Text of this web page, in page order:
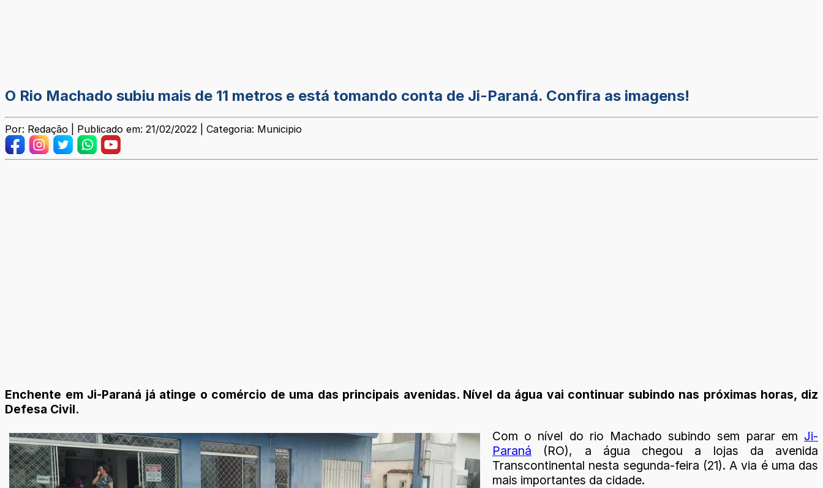
O Rio Machado subiu mais de 11 metros e está tomando conta de Ji-Paraná. Confira as imagens!
Por: Redação | Publicado em: 21/02/2022 | Categoria: Municipio
Enchente em Ji-Paraná já atinge o comércio de uma das principais avenidas. Nível da água vai continuar subindo nas próximas horas, diz
Defesa Civil.
Com o nível do rio Machado subindo sem parar em Ji-
Paraná (RO), a água chegou a lojas da avenida
Transcontinental nesta segunda-feira (21). A via é uma das
mais importantes da cidade.